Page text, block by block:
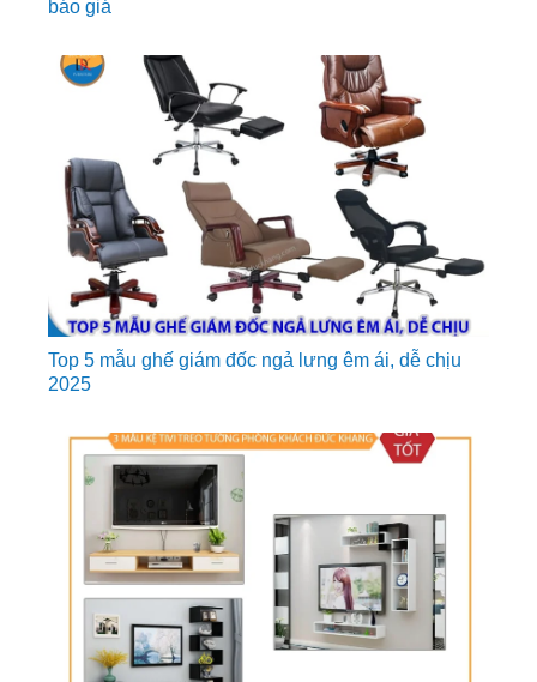
báo giá
Top 5 mẫu ghế giám đốc ngả lưng êm ái, dễ chịu
2025